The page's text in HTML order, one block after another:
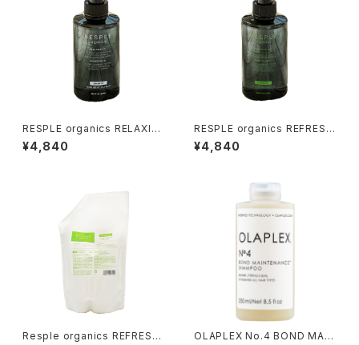
RESPLE organics RELAXIN
G SHAMPOO 400ml
¥4,840
RESPLE organics REFRESH
SHAMPOO 400ml
¥4,840
Resple organics REFRESH
OLAPLEX No.4 BOND MAIN